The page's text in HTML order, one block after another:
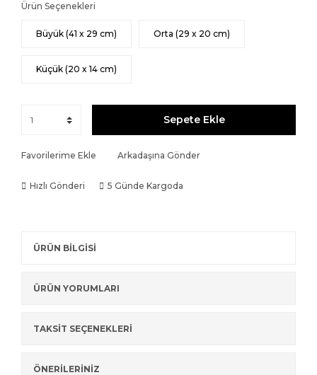
Ürün Seçenekleri
Büyük (41 x 29 cm) Orta (29 x 20 cm)
Küçük (20 x 14 cm)
Sepete Ekle
Favorilerime Ekle Arkadaşına Gönder
Hızlı Gönderi 5 Günde Kargoda
ÜRÜN BİLGİSİ
ÜRÜN YORUMLARI
TAKSİT SEÇENEKLERİ
ÖNERİLERİNİZ